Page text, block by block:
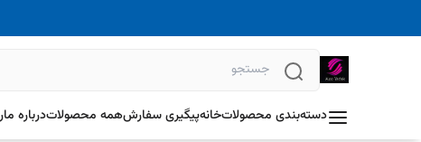
دسته‌بندی محصولاتخانهپیگیری سفارشهمه محصولاتدرباره ما